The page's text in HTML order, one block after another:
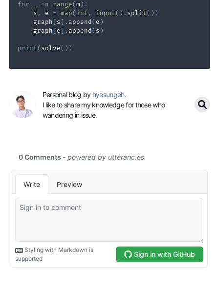
for in range(m ) :
    s
, e = map( int , input( ) . split( ) )
    graph
[ s ] . append ( e )
    graph
[ e ] . append ( s )
print( solve( ) )
Personal blog by hyesungoh.
I like to share my knowledge for those who
wandering in issue.